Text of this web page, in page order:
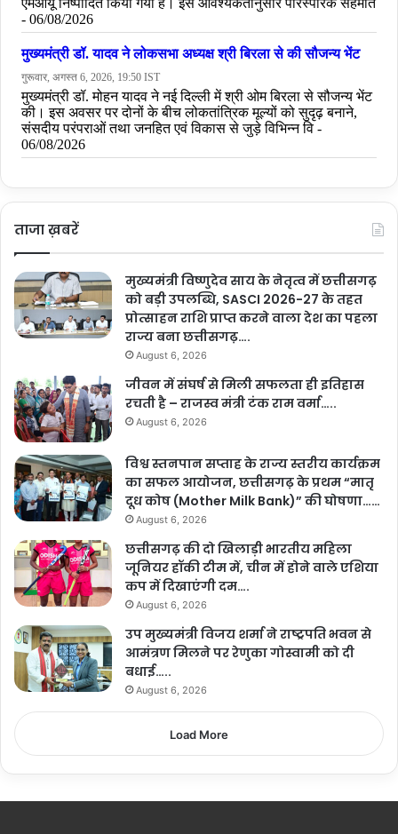
LJP (Ramvilas) Candidates
LJP (Ramvilas) Candidates List
LJP (Ramvilas) Candidates List In Bihar
Lok Sabha Elections 2024
ताजा ख़बरें
मुख्यमंत्री विष्णुदेव साय के नेतृत्व में छत्तीसगढ़
को बड़ी उपलब्धि, SASCI 2026-27 के तहत
प्रोत्साहन राशि प्राप्त करने वाला देश का पहला
राज्य बना छत्तीसगढ़….
August 6, 2026
जीवन में संघर्ष से मिली सफलता ही इतिहास
रचती है – राजस्व मंत्री टंक राम वर्मा…..
August 6, 2026
विश्व स्तनपान सप्ताह के राज्य स्तरीय कार्यक्रम
का सफल आयोजन, छत्तीसगढ़ के प्रथम “मातृ
दूध कोष (Mother Milk Bank)” की घोषणा……
August 6, 2026
छत्तीसगढ़ की दो खिलाड़ी भारतीय महिला
जूनियर हॉकी टीम में, चीन में होने वाले एशिया
कप में दिखाएंगी दम….
August 6, 2026
उप मुख्यमंत्री विजय शर्मा ने राष्ट्रपति भवन से
आमंत्रण मिलने पर रेणुका गोस्वामी को दी
बधाई…..
August 6, 2026
Load More